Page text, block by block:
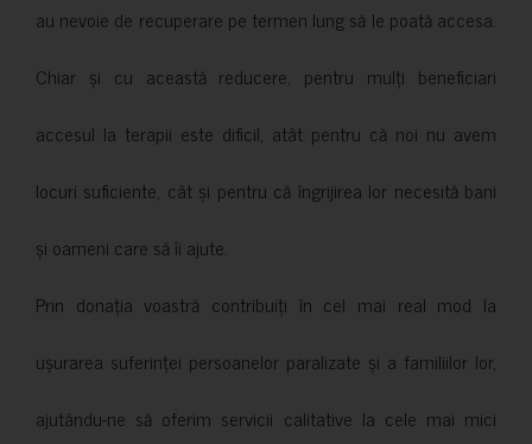
au nevoie de recuperare pe termen lung să le poată accesa.
Chiar și cu această reducere, pentru mulți beneficiari
accesul la terapii este dificil, atât pentru că noi nu avem
locuri suficiente, cât și pentru că îngrijirea lor necesită bani
și oameni care să îi ajute.
Prin donația voastră contribuiți în cel mai real mod la
ușurarea suferinței persoanelor paralizate și a familiilor lor,
ajutându-ne să oferim servicii calitative la cele mai mici